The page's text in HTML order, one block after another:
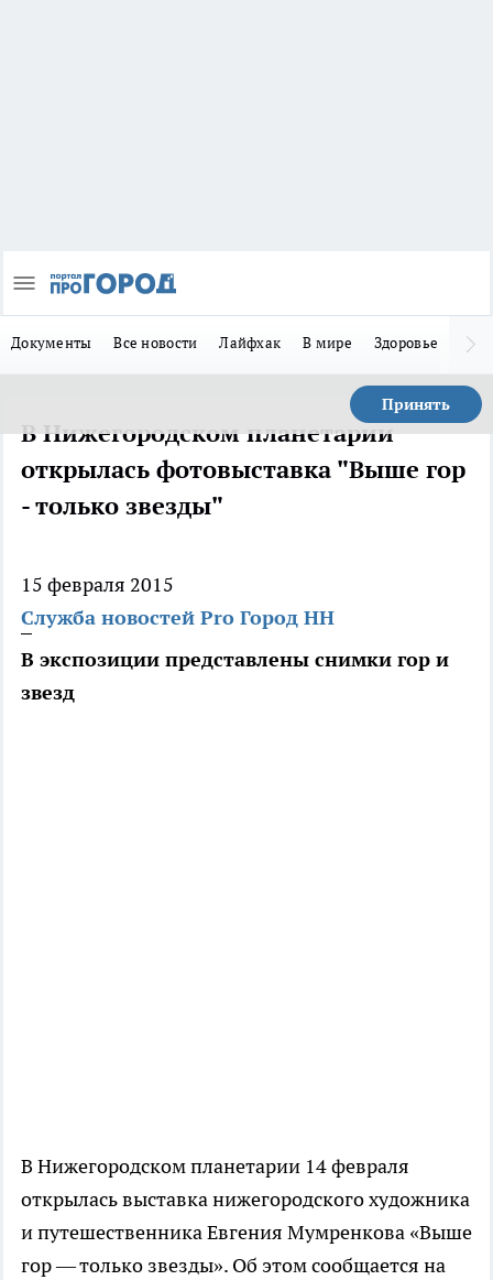
Документы Все новости Лайфхак В мире Здоровье
Принять
В Нижегородском планетарии
открылась фотовыставка "Выше гор
- только звезды"
15 февраля 2015
Служба новостей Pro Город НН
В экспозиции представлены снимки гор и
звезд
В Нижегородском планетарии 14 февраля
открылась выставка нижегородского художника
и путешественника Евгения Мумренкова «Выше
гор — только звезды». Об этом сообщается на